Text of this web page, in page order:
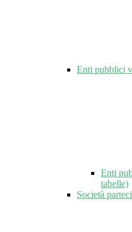
Enti pubblici
Enti
tabelle)
Società